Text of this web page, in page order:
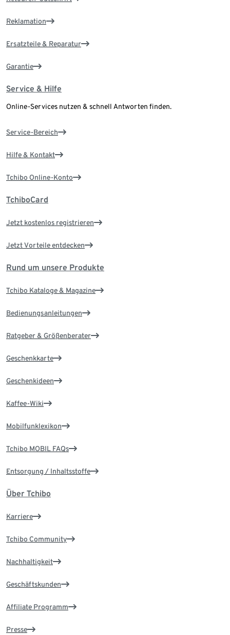
Reklamation
Ersatzteile & Reparatur
Garantie
Service & Hilfe
Online-Services nutzen & schnell Antworten finden.
Service-Bereich
Hilfe & Kontakt
Tchibo Online-Konto
TchiboCard
Jetzt kostenlos registrieren
Jetzt Vorteile entdecken
Rund um unsere Produkte
Tchibo Kataloge & Magazine
Bedienungsanleitungen
Ratgeber & Größenberater
Geschenkkarte
Geschenkideen
Kaffee-Wiki
Mobilfunklexikon
Tchibo MOBIL FAQs
Entsorgung / Inhaltsstoffe
Über Tchibo
Karriere
Tchibo Community
Nachhaltigkeit
Geschäftskunden
Affiliate Programm
Presse